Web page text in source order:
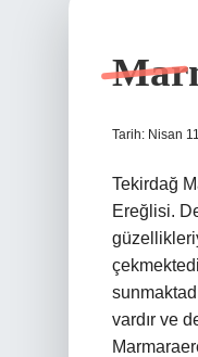
Tarih: Nisan
Tekirdağ
Ereğlisi.
vardır ve